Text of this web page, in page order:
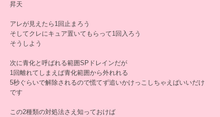
昇天
アレが見えたら1回止まろう
そしてクレにキュア置いてもらって1回入ろう
そうしよう
次に青化と呼ばれる範囲SPドレインだが
1回離れてしまえば青化範囲から外れれる
5秒ぐらいで解除されるので慌てず追いかけっこしちゃえばいいだけ
です
この2種類の対処法さえ知っておけば